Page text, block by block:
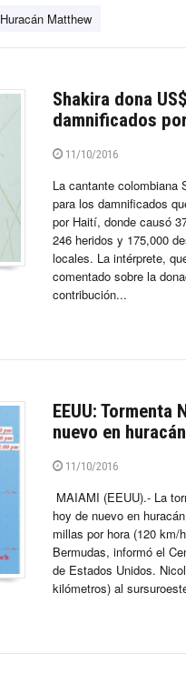
Huracán Matthew
Shakira dona
damnificados
11/10/2016
La cantante colombiana
para los damnificados
por Haití, donde causó
246 heridos y 175,000
locales. La intérprete,
comentado sobre la
contribución...
EEUU:
nuevo en
11/10/2016
MAIAMI (EEUU).- La
hoy de nuevo en
millas por hora (120
Bermudas, informó el
de Estados Unidos.
kilómetros) al